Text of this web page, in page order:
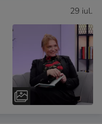
29 iul.